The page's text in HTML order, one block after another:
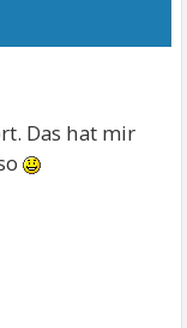
Das hat mir